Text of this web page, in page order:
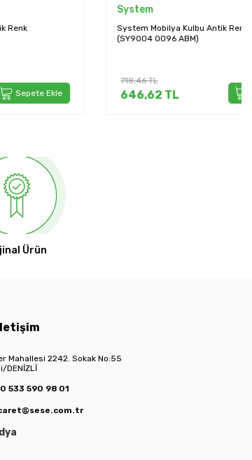
System Mobilya Kulbu Antik Renk 96mm Kulp
(SY9004 0096 ABM)
718,46TL
646,62 Sepete Ekle
Ürün
Mahallesi 2242. Sokak No:55
DENİZLİ
533 590 98 01